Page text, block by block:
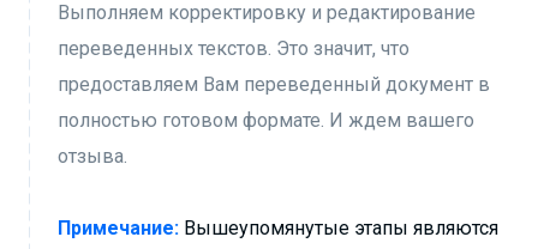
Выполняем корректировку и редактирование
переведенных текстов. Это значит, что
предоставляем Вам переведенный документ в
полностью готовом формате. И ждем вашего
отзыва.
Примечание: Вышеупомянутые этапы являются